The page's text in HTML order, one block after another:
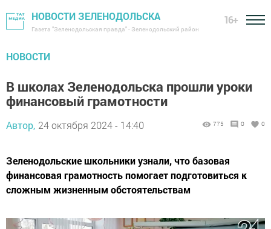
НОВОСТИ ЗЕЛЕНОДОЛЬСКА
Газета "Зеленодольская правда" - Зеленодольский район
16+
НОВОСТИ
В школах Зеленодольска прошли уроки
финансовый грамотности
Автор, 24 октября 2024 - 14:40 775 0 0
Зеленодольские школьники узнали, что базовая
финансовая грамотность помогает подготовиться к
сложным жизненным обстоятельствам